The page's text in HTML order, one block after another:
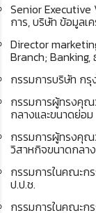
Senior Executive
การ, บริษัท ข้อมูลเ
Director
Branch; Banking,
กรรมการบริษัท ก
กรรมการผู้ทรงคุ
กลางและขนาดย่อม
กรรมการผู้ทรงคุ
วิสาหกิจขนาดกลา
กรรมการในคณะก
ป.ป.ช.
กรรมการในคณะก